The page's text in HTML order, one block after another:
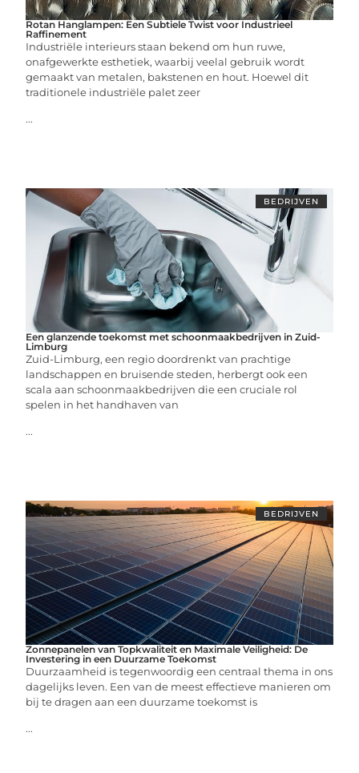
Rotan Hanglampen: Een Subtiele Twist voor Industrieel
Raffinement
Industriële interieurs staan bekend om hun ruwe,
onafgewerkte esthetiek, waarbij veelal gebruik wordt
gemaakt van metalen, bakstenen en hout. Hoewel dit
traditionele industriële palet zeer
...
BEDRIJVEN
Een glanzende toekomst met schoonmaakbedrijven in Zuid-
Limburg
Zuid-Limburg, een regio doordrenkt van prachtige
landschappen en bruisende steden, herbergt ook een
scala aan schoonmaakbedrijven die een cruciale rol
spelen in het handhaven van
...
BEDRIJVEN
Zonnepanelen van Topkwaliteit en Maximale Veiligheid: De
Investering in een Duurzame Toekomst
Duurzaamheid is tegenwoordig een centraal thema in ons
dagelijks leven. Een van de meest effectieve manieren om
bij te dragen aan een duurzame toekomst is
...